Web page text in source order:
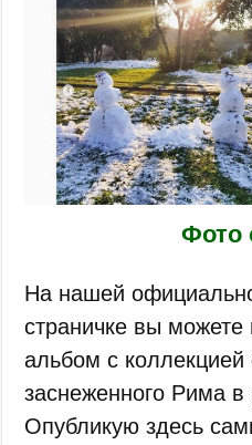
Фото
На нашей
страничке вы
альбом с
заснеженного Рима в
Опубликую здесь